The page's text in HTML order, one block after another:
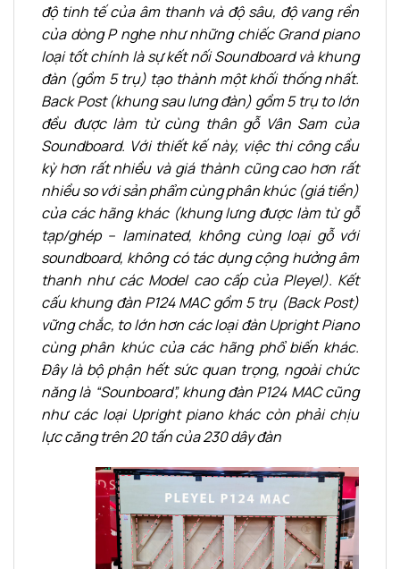
độ tinh tế của âm thanh và độ sâu, độ vang rền
của dòng P nghe như những chiếc Grand piano
loại tốt chính là sự kết nối Soundboard và khung
đàn (gồm 5 trụ) tạo thành một khối thống nhất.
Back Post (khung sau lưng đàn) gồm 5 trụ to lớn
đều được làm từ cùng thân gỗ Vân Sam của
Soundboard. Với thiết kế này, việc thi công cầu
kỳ hơn rất nhiều và giá thành cũng cao hơn rất
nhiều so với sản phẩm cùng phân khúc (giá tiền)
của các hãng khác (khung lưng được làm từ gỗ
tạp/ghép – laminated, không cùng loại gỗ với
soundboard, không có tác dụng cộng hưởng âm
thanh như các Model cao cấp của Pleyel). Kết
cấu khung đàn P124 MAC gồm 5 trụ (Back Post)
vững chắc, to lớn hơn các loại đàn Upright Piano
cùng phân khúc của các hãng phổ biến khác.
Đây là bộ phận hết sức quan trọng, ngoài chức
năng là “Sounboard”, khung đàn P124 MAC cũng
như các loại Upright piano khác còn phải chịu
lực căng trên 20 tấn của 230 dây đàn